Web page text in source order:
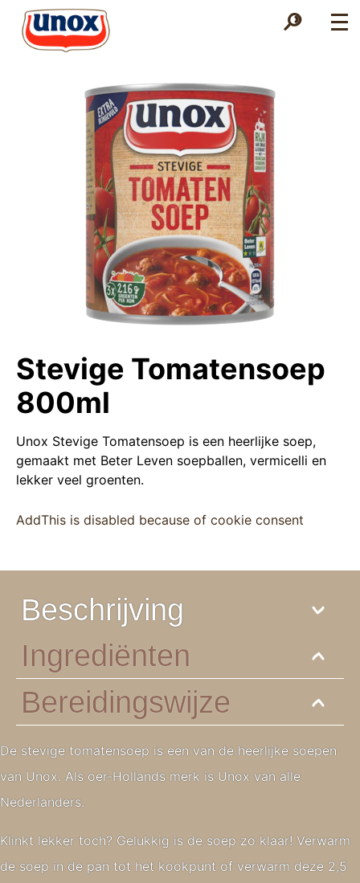
Zoek
Zoek
Stevige Tomatensoep
800ml
Unox Stevige Tomatensoep is een heerlijke soep,
gemaakt met Beter Leven soepballen, vermicelli en
lekker veel groenten.
AddThis is disabled because of cookie consent
Beschrijving
Ingrediënten
Bereidingswijze
De stevige tomatensoep is een van de heerlijke soepen
van Unox. Als oer-Hollands merk is Unox van alle
Nederlanders.
Klinkt lekker toch? Gelukkig is de soep zo klaar! Verwarm
de soep in de pan tot het kookpunt of verwarm deze 2,5